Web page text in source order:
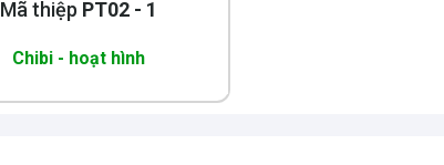
Mã thiệp PT02 - 1
Chibi - hoạt hình